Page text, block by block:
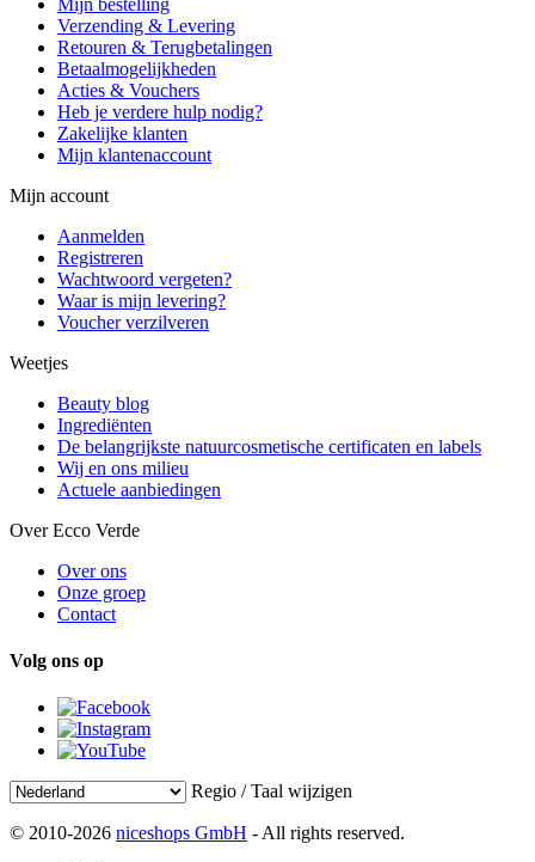
Verzending & Levering
Retouren & Terugbetalingen
Betaalmogelijkheden
Acties & Vouchers
Heb je verdere hulp nodig?
Zakelijke klanten
Mijn klantenaccount
Mijn account
Aanmelden
Registreren
Wachtwoord vergeten?
Waar is mijn levering?
Voucher verzilveren
Weetjes
Beauty blog
Ingrediënten
De belangrijkste natuurcosmetische certificaten en labels
Wij en ons milieu
Actuele aanbiedingen
Over Ecco Verde
Over ons
Onze groep
Contact
Volg ons op
Regio / Taal wijzigen
© 2010-2026 niceshops GmbH - All rights reserved.